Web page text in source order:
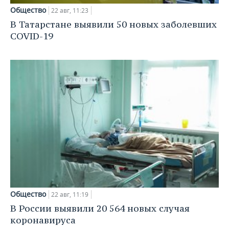
Общество 22 авг, 11:23
В Татарстане выявили 50 новых заболевших
COVID-19
Общество 22 авг, 11:19
В России выявили 20 564 новых случая
коронавируса